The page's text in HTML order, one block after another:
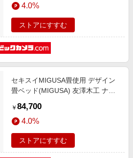
4.0%
ストアにすすむ
セキスイMIGUSA畳使用 デザイン
畳ベッド(MIGUSA) 友澤木工 ナチ
ルサイズ]
￥ 84,700
4.0%
ストアにすすむ